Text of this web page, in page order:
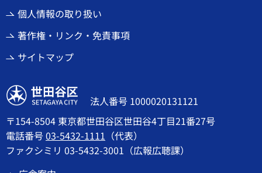
個人情報の取り扱い
著作権・リンク・免責事項
サイトマップ
世田谷区
法人番号 1000020131121
〒154-8504 東京都世田谷区世田谷4丁目21番27号
電話番号03-5432-1111 （代表）
ファクシミリ 03-5432-3001（広報広聴課）